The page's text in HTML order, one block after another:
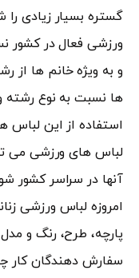
گستره بسیار زیادی
ورزشی فعال در کشور
و به ویژه خانم ها
ها نسبت به نوع رشته
استفاده از این لباس
لباس های ورزشی می
آنها در سراسر کشور
امروزه لباس ورزشی
پارچه، طرح، رنگ و
سفارش دهندگان کار